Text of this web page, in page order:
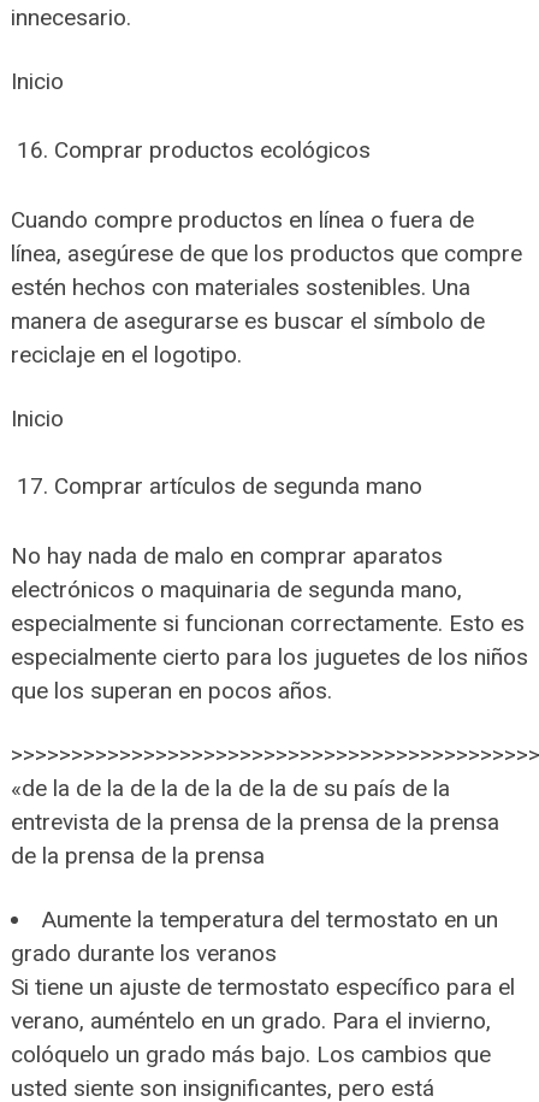
innecesario.
Inicio
Comprar productos ecológicos
Cuando compre productos en línea o fuera de
línea, asegúrese de que los productos que compre
estén hechos con materiales sostenibles. Una
manera de asegurarse es buscar el símbolo de
reciclaje en el logotipo.
Inicio
Comprar artículos de segunda mano
No hay nada de malo en comprar aparatos
electrónicos o maquinaria de segunda mano,
especialmente si funcionan correctamente. Esto es
especialmente cierto para los juguetes de los niños
que los superan en pocos años.
«de la de la de la de la de la de su país de la
entrevista de la prensa de la prensa de la prensa
de la prensa de la prensa
Aumente la temperatura del termostato en un
grado durante los veranos
Si tiene un ajuste de termostato específico para el
verano, auméntelo en un grado. Para el invierno,
colóquelo un grado más bajo. Los cambios que
usted siente son insignificantes, pero está